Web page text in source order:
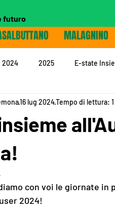
futuro
MALAGNINO
2024 2025 E-state
16 lug 2024Tempo di lettura:
con voi le giornate
2024!